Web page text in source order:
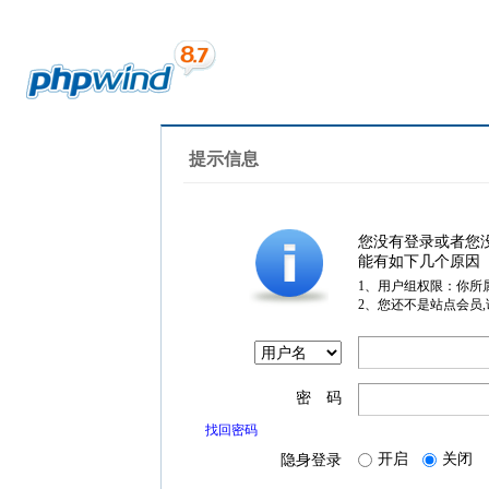
提示信息
您没有登录或者您
能有如下几个原因
1、用户组权限：你所
2、您还不是站点会员
密 码
找回密码
隐身登录 开启 关闭